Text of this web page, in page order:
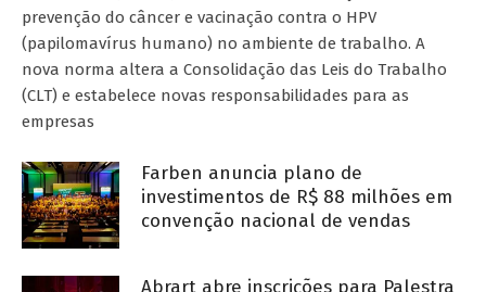
prevenção do câncer e vacinação contra o HPV
(papilomavírus humano) no ambiente de trabalho. A
nova norma altera a Consolidação das Leis do Trabalho
(CLT) e estabelece novas responsabilidades para as
empresas
Farben anuncia plano de
investimentos de R$ 88 milhões em
convenção nacional de vendas